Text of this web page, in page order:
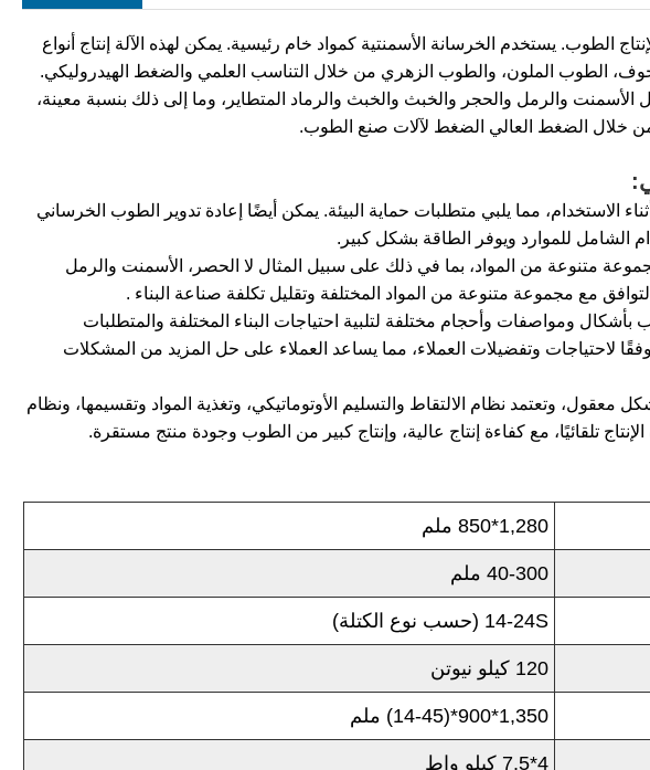
الطوب. يستخدم الخرسانة الأسمنتية كمواد خام رئيسية. يمكن لهذه الآلة إنتاج أنواع
الطوب الملون، والطوب الزهري من خلال التناسب العلمي والضغط الهيدروليكي.
الأسمنت والرمل والحجر والخبث والخبث والرماد المتطاير، وما إلى ذلك بنسبة معينة،
خلال الضغط العالي الضغط لآلات صنع الطوب.
الاستخدام، مما يلبي متطلبات حماية البيئة. يمكن أيضًا إعادة تدوير الطوب الخرساني
الشامل للموارد ويوفر الطاقة بشكل كبير.
متنوعة من المواد، بما في ذلك على سبيل المثال لا الحصر، الأسمنت والرمل
مع مجموعة متنوعة من المواد المختلفة وتقليل تكلفة صناعة البناء ‌.
بأشكال ومواصفات وأحجام مختلفة لتلبية احتياجات البناء المختلفة والمتطلبات
لاحتياجات وتفضيلات العملاء، مما يساعد العملاء على حل المزيد من المشكلات
معقول، وتعتمد نظام الالتقاط والتسليم الأوتوماتيكي، وتغذية المواد وتقسيمها، ونظام
تلقائيًا، مع كفاءة إنتاج عالية، وإنتاج كبير من الطوب وجودة منتج مستقرة.
1,280*850 ملم
40-300 ملم
14-24S (حسب نوع الكتلة)
120 كيلو نيوتن
1,350*900*(14-45) ملم
4*7.5 كيلو واط